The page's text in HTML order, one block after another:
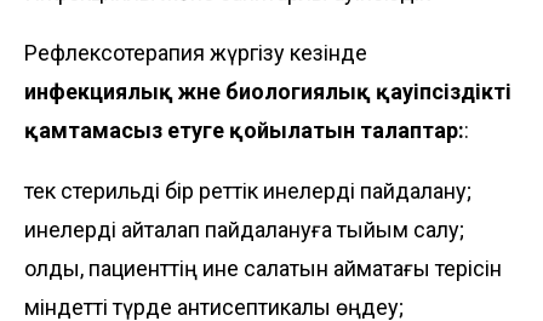
Рефлексотерапия жүргізу кезінде
инфекциялық және биологиялық қауіпсіздікті
қамтамасыз етуге қойылатын талаптар::
тек стерильді бір реттік инелерді пайдалану;
инелерді қайталап пайдалануға тыйым салу;
қолды, пациенттің ине салатын аймақтағы терісін
міндетті түрде антисептикалық өңдеу;